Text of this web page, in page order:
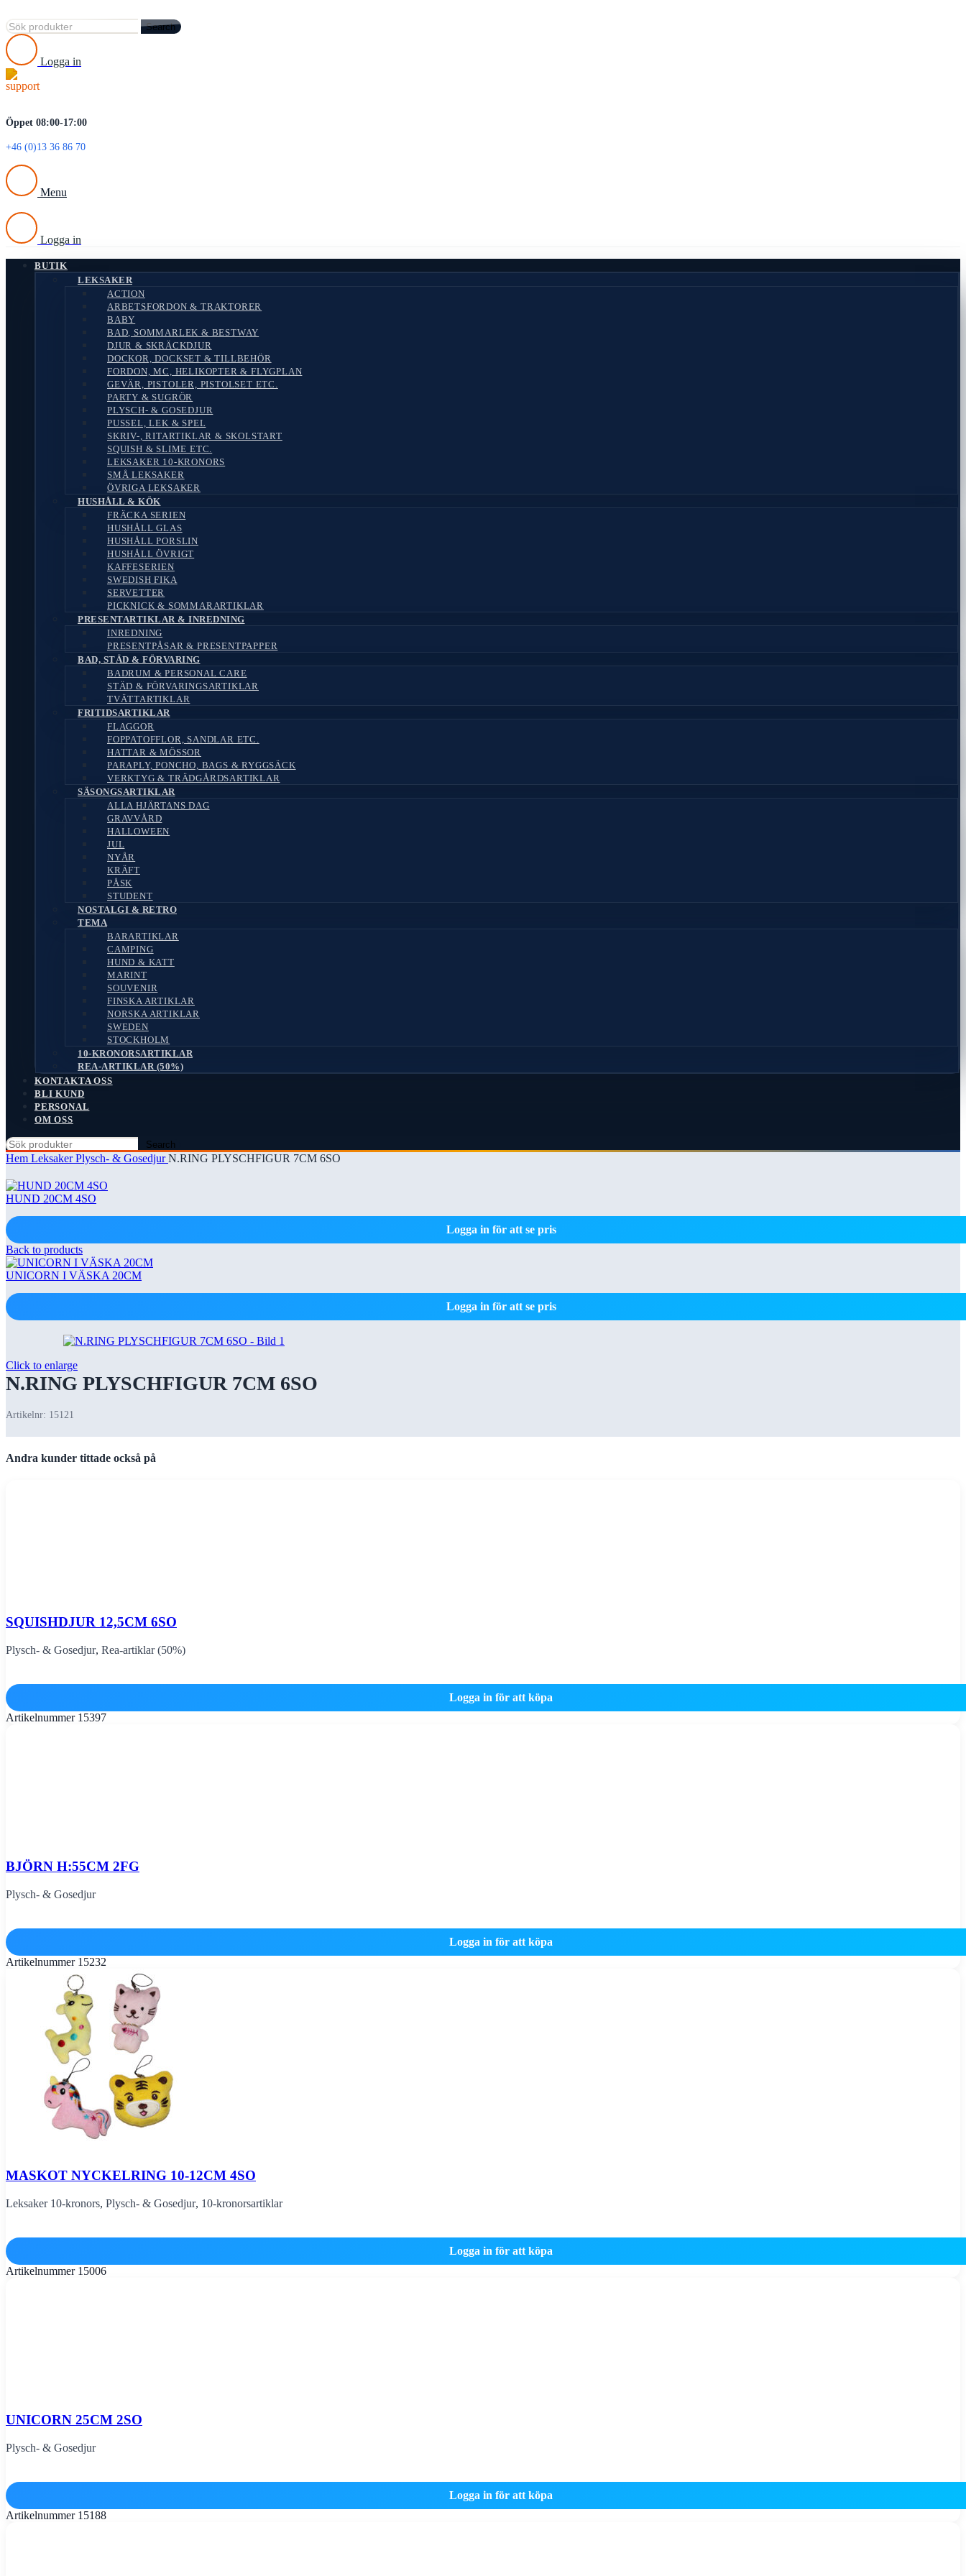
Search
Logga in
Öppet 08:00-17:00
+46 (0)13 36 86 70
Menu
Logga in
BUTIK
LEKSAKER
ACTION
ARBETSFORDON & TRAKTORER
BABY
BAD, SOMMARLEK & BESTWAY
DJUR & SKRÄCKDJUR
DOCKOR, DOCKSET & TILLBEHÖR
FORDON, MC, HELIKOPTER & FLYGPLAN
GEVÄR, PISTOLER, PISTOLSET ETC.
PARTY & SUGRÖR
PLYSCH- & GOSEDJUR
PUSSEL, LEK & SPEL
SKRIV-, RITARTIKLAR & SKOLSTART
SQUISH & SLIME ETC.
LEKSAKER 10-KRONORS
SMÅ LEKSAKER
ÖVRIGA LEKSAKER
HUSHÅLL & KÖK
FRÄCKA SERIEN
HUSHÅLL GLAS
HUSHÅLL PORSLIN
HUSHÅLL ÖVRIGT
KAFFESERIEN
SWEDISH FIKA
SERVETTER
PICKNICK & SOMMARARTIKLAR
PRESENTARTIKLAR & INREDNING
INREDNING
PRESENTPÅSAR & PRESENTPAPPER
BAD, STÄD & FÖRVARING
BADRUM & PERSONAL CARE
STÄD & FÖRVARINGSARTIKLAR
TVÄTTARTIKLAR
FRITIDSARTIKLAR
FLAGGOR
FOPPATOFFLOR, SANDLAR ETC.
HATTAR & MÖSSOR
PARAPLY, PONCHO, BAGS & RYGGSÄCK
VERKTYG & TRÄDGÅRDSARTIKLAR
SÄSONGSARTIKLAR
ALLA HJÄRTANS DAG
GRAVVÅRD
HALLOWEEN
JUL
NYÅR
KRÄFT
PÅSK
STUDENT
NOSTALGI & RETRO
TEMA
BARARTIKLAR
CAMPING
HUND & KATT
MARINT
SOUVENIR
FINSKA ARTIKLAR
NORSKA ARTIKLAR
SWEDEN
STOCKHOLM
10-KRONORSARTIKLAR
REA-ARTIKLAR (50%)
KONTAKTA OSS
BLI KUND
PERSONAL
OM OSS
Search
Hem LeksakerPlysch- & GosedjurN.RING PLYSCHFIGUR 7CM 6SO
HUND 20CM 4SO
Logga in för att se pris
Back to products
UNICORN I VÄSKA 20CM
Logga in för att se pris
Click to enlarge
N.RING PLYSCHFIGUR 7CM 6SO
Artikelnr: 15121
Andra kunder tittade också på
SQUISHDJUR 12,5CM 6SO
Plysch- & Gosedjur, Rea-artiklar (50%)
Logga in för att köpa
Artikelnummer 15397
BJÖRN H:55CM 2FG
Plysch- & Gosedjur
Logga in för att köpa
Artikelnummer 15232
MASKOT NYCKELRING 10-12CM 4SO
Leksaker 10-kronors, Plysch- & Gosedjur, 10-kronorsartiklar
Logga in för att köpa
Artikelnummer 15006
UNICORN 25CM 2SO
Plysch- & Gosedjur
Logga in för att köpa
Artikelnummer 15188